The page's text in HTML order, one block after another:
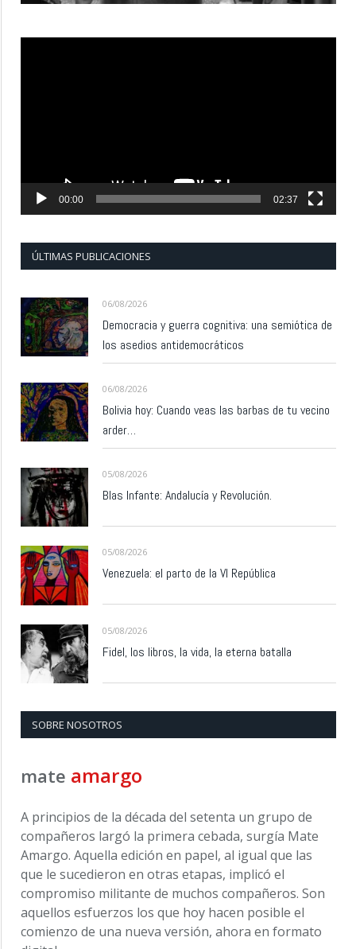
00:00 02:37
ÚLTIMAS PUBLICACIONES
06/08/2026
Democracia y guerra cognitiva: una semiótica de
los asedios antidemocráticos
06/08/2026
Bolivia hoy: Cuando veas las barbas de tu vecino
arder…
05/08/2026
Blas Infante: Andalucía y Revolución.
05/08/2026
Venezuela: el parto de la VI República
05/08/2026
Fidel, los libros, la vida, la eterna batalla
SOBRE NOSOTROS
mate amargo
A principios de la década del setenta un grupo de
compañeros largó la primera cebada, surgía Mate
Amargo. Aquella edición en papel, al igual que las
que le sucedieron en otras etapas, implicó el
compromiso militante de muchos compañeros. Son
aquellos esfuerzos los que hoy hacen posible el
comienzo de una nueva versión, ahora en formato